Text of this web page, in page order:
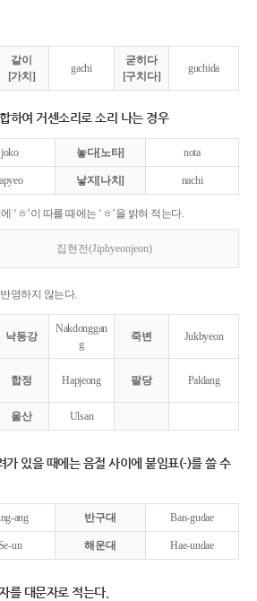
같이
[가치]
gachi
굳히다
[구치다]
guchida
합하여 거센소리로 소리 나는 경우
joko 놓다[노타] nota
낳지[나치] nachi
‘ㅎ’이 따를 때에는 ‘ㅎ’을 밝혀 적는다.
집현전(Jiphyeonjeon)
영하지 않는다.
낙동강
Nakdonggan
g
죽변 Jukbyeon
합정 Hapjeong 팔당 Paldang
울산 Ulsan
가 있을 때에는 음절 사이에 붙임표(-)를 쓸 수
ang 반구대 Ban-gudae
un 해운대 Hae-undae
를 대문자로 적는다.